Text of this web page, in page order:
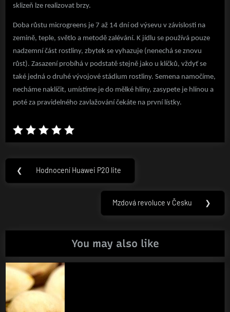
sklizeň lze realizovat brzy.
Doba růstu microgreens je 7 až 14 dní od výsevu v závislosti na
zemině, teple, světlo a metodě zalévání. K jídlu se používá pouze
nadzemní část rostliny, zbytek se vyhazuje (nenechá se znovu
růst). Zasazení probíhá v podstatě stejně jako u klíčků, vždyť se
také jedná o druhé vývojové stádium rostliny. Semena namočíme,
necháme naklíčit, umístíme je do mělké hlíny, zasypete je hlínou a
poté za pravidelného zavlažování čekáte na první lístky.
Navigace
pro
❮
Previous
Hodnocení Huawei P20 lite
Next
Mzdová revoluce v Česku ❯
You may also like